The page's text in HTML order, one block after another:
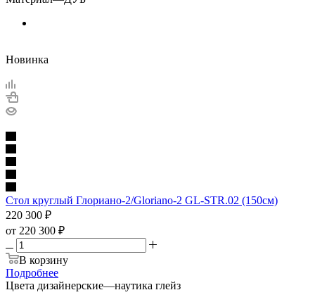
Новинка
Стол круглый Глориано-2/Gloriano-2 GL-STR.02 (150см)
220 300 ₽
от 220 300 ₽
В корзину
Подробнее
Цвета дизайнерские—наутика глейз